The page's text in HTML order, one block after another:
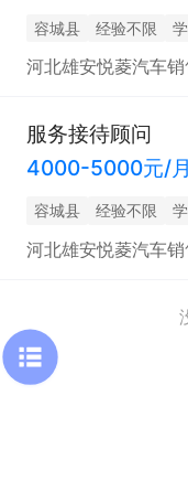
容城县 经验不限
河北雄安悦菱汽车销
服务接待顾问
4000-5000元/月
容城县 经验不限
河北雄安悦菱汽车销